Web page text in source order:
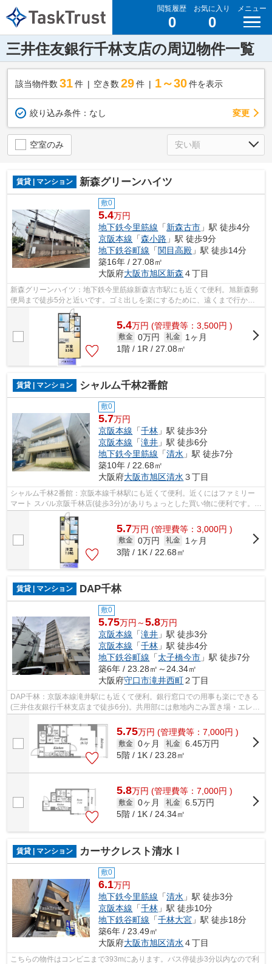
閲覧履歴
0
お気に入り
0
メニュー
三井住友銀行千林支店の周辺物件一覧
該当物件数 31件 空き数 29 件 1～30 件を表示
絞り込み条件： なし 変更
空室のみ
賃貸 | マンション 新森グリーンハイツ
敷0
5.4万円
地下鉄今里筋線 「新森古市 」駅 徒歩4分
京阪本線 「森小路 」駅 徒歩9分
地下鉄谷町線 「関目高殿 」駅 徒歩14分
築16年 / 27.08㎡
大阪府大阪市旭区新森 ４丁目
新森グリーンハイツ：地下鉄今里筋線新森古市駅にも近くて便利。旭新森郵
便局まで徒歩5分と近いです。ゴミ出しを楽にするために、遠くまで行かず
に済むゴミ置き場を共用部に設置してい...
5.4万円 (管理費等：3,500円 )
敷金 0万円 礼金
1ヶ月
1階 / 1R / 27.08㎡
賃貸 | マンション シャルム千林2番館
敷0
5.7万円
京阪本線 「千林 」駅 徒歩3分
京阪本線 「滝井 」駅 徒歩6分
地下鉄今里筋線 「清水 」駅 徒歩7分
築10年 / 22.68㎡
大阪府大阪市旭区清水 ３丁目
シャルム千林2番館：京阪本線千林駅にも近くて便利。近くにはファミリー
マート スバル京阪千林店(徒歩3分)がありちょっとした買い物に便利です。付
近に駅が2駅あり、行き先に応じて使...
5.7万円 (管理費等：3,000円 )
敷金 0万円 礼金
1ヶ月
3階 / 1K / 22.68㎡
賃貸 | マンション DAP千林
敷0
5.75万円～5.8万円
京阪本線 「滝井 」駅 徒歩3分
京阪本線 「千林 」駅 徒歩4分
地下鉄谷町線 「太子橋今市 」駅 徒歩7分
築6年 / 23.28㎡～24.34㎡
大阪府守口市滝井西町２丁目
DAP千林：京阪本線滝井駅にも近くて便利。銀行窓口での用事も楽にできる
(三井住友銀行千林支店まで徒歩6分)。共用部には敷地内ごみ置き場・エレベ
5.75万円 (管理費等：7,000円 )
敷金 0ヶ月 礼金 6.45万円
5階 / 1K / 23.28㎡
5.8万円 (管理費等：7,000円 )
敷金 0ヶ月 礼金 6.5万円
5階 / 1K / 24.34㎡
賃貸 | マンション カーサクレスト清水Ⅰ
敷0
6.1万円
地下鉄今里筋線 「清水 」駅 徒歩3分
京阪本線 「千林 」駅 徒歩10分
地下鉄谷町線 「千林大宮 」駅 徒歩18分
築6年 / 23.49㎡
大阪府大阪市旭区清水 ４丁目
こちらの物件はコンビニまで393mにあります。バス停徒歩3分以内なので利